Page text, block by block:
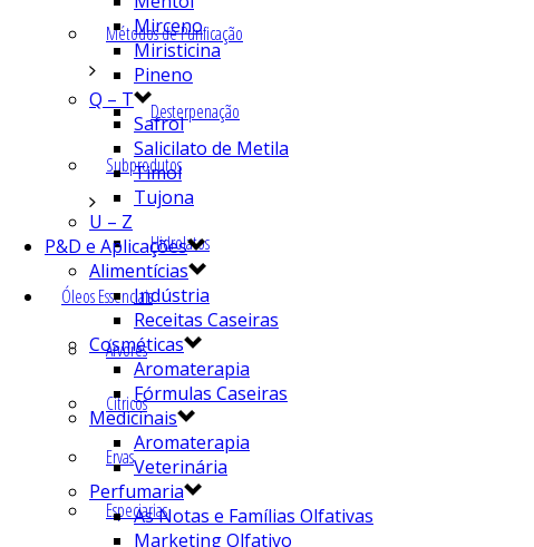
Métodos de Purificação
Desterpenação
Subprodutos
Hidrolatos
Óleos Essenciais
Árvores
Cítricos
Ervas
Especiarias
Mirceno
Miristicina
Pineno
Q – T
Safrol
Salicilato de Metila
Timol
Tujona
U – Z
P&D e Aplicações
Alimentícias
Indústria
Receitas Caseiras
Cosméticas
Aromaterapia
Fórmulas Caseiras
Medicinais
Aromaterapia
Veterinária
Perfumaria
As Notas e Famílias Olfativas
Marketing Olfativo